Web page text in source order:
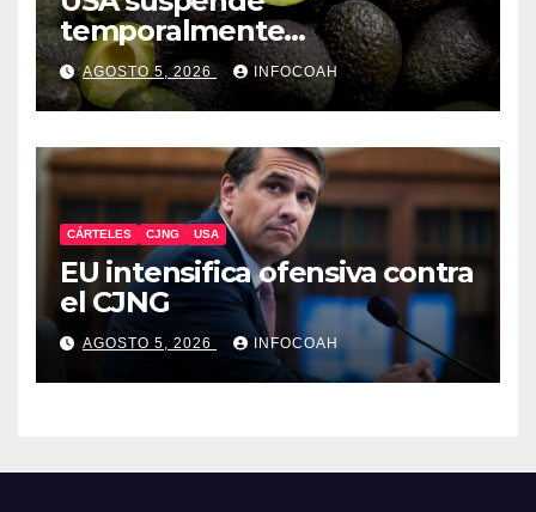
temporalmente
exportaciones de aguacate
michoacano
AGOSTO 5, 2026 INFOCOAH
CÁRTELES CJNG USA
EU intensifica ofensiva contra
el CJNG
AGOSTO 5, 2026 INFOCOAH